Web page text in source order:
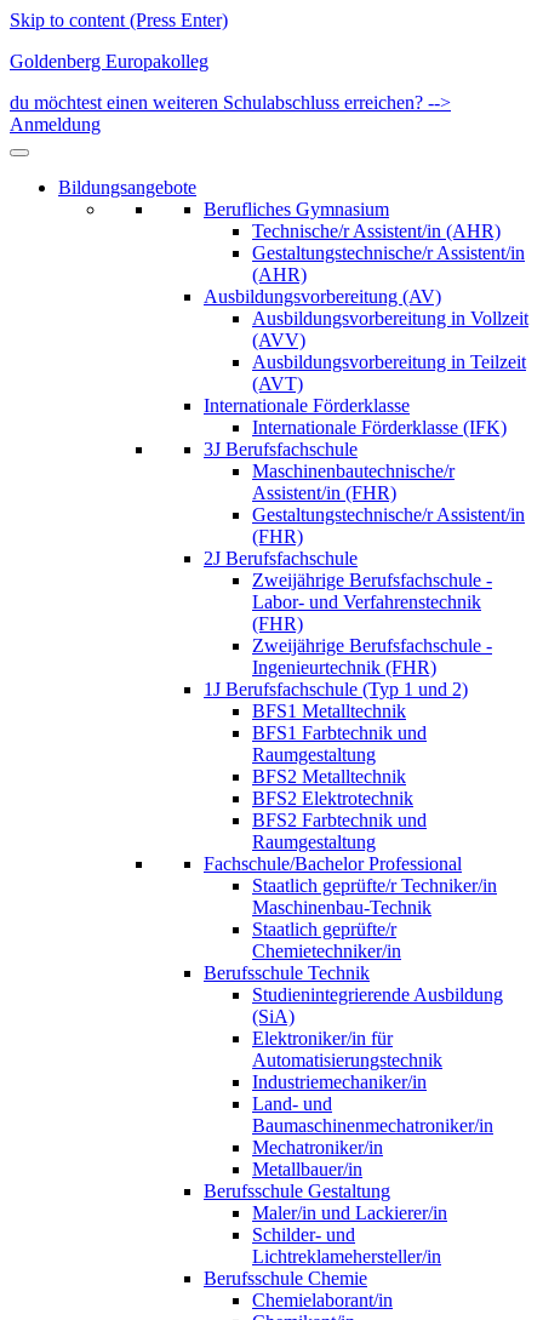
Skip to content (Press Enter)
Goldenberg Europakolleg
du möchtest einen weiteren Schulabschluss erreichen? -->
Anmeldung
Bildungsangebote
Berufliches Gymnasium
Technische/r Assistent/in (AHR)
Gestaltungstechnische/r Assistent/in
(AHR)
Ausbildungsvorbereitung (AV)
Ausbildungsvorbereitung in Vollzeit
(AVV)
Ausbildungsvorbereitung in Teilzeit
(AVT)
Internationale Förderklasse
Internationale Förderklasse (IFK)
3J Berufsfachschule
Maschinenbautechnische/r
Assistent/in (FHR)
Gestaltungstechnische/r Assistent/in
(FHR)
2J Berufsfachschule
Zweijährige Berufsfachschule -
Labor- und Verfahrenstechnik
(FHR)
Zweijährige Berufsfachschule -
Ingenieurtechnik (FHR)
1J Berufsfachschule (Typ 1 und 2)
BFS1 Metalltechnik
BFS1 Farbtechnik und
Raumgestaltung
BFS2 Metalltechnik
BFS2 Elektrotechnik
BFS2 Farbtechnik und
Raumgestaltung
Fachschule/Bachelor Professional
Staatlich geprüfte/r Techniker/in
Maschinenbau-Technik
Staatlich geprüfte/r
Chemietechniker/in
Berufsschule Technik
Studienintegrierende Ausbildung
(SiA)
Elektroniker/in für
Automatisierungstechnik
Industriemechaniker/in
Land- und
Baumaschinenmechatroniker/in
Mechatroniker/in
Metallbauer/in
Berufsschule Gestaltung
Maler/in und Lackierer/in
Schilder- und
Lichtreklamehersteller/in
Berufsschule Chemie
Chemielaborant/in